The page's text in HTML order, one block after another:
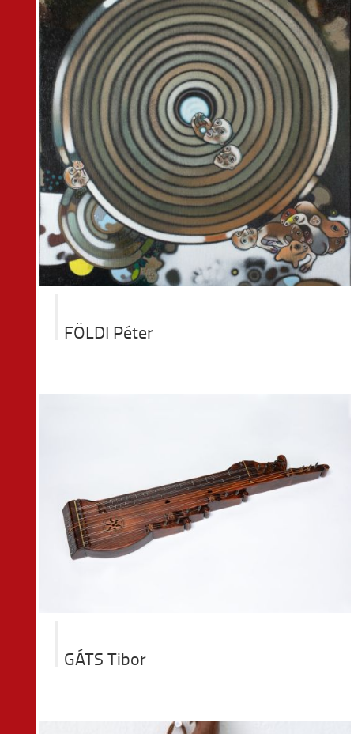
FÖLDI Péter
GÁTS Tibor